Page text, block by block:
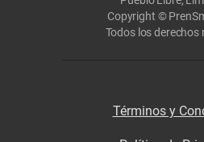
Copyright ©
Todos los derechos
Términos y